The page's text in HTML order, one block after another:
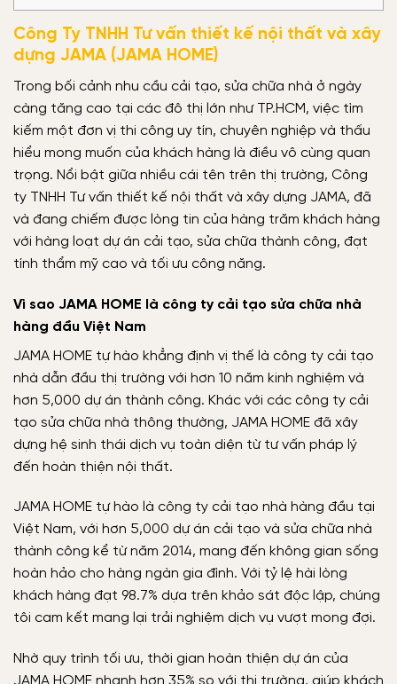
Công Ty TNHH Tư vấn thiết kế nội thất và xây
dựng JAMA (JAMA HOME)
Trong bối cảnh nhu cầu cải tạo, sửa chữa nhà ở ngày
càng tăng cao tại các đô thị lớn như TP.HCM, việc tìm
kiếm một đơn vị thi công uy tín, chuyên nghiệp và thấu
hiểu mong muốn của khách hàng là điều vô cùng quan
trọng. Nổi bật giữa nhiều cái tên trên thị trường, Công
ty TNHH Tư vấn thiết kế nội thất và xây dựng JAMA, đã
và đang chiếm được lòng tin của hàng trăm khách hàng
với hàng loạt dự án cải tạo, sửa chữa thành công, đạt
tính thẩm mỹ cao và tối ưu công năng.
Vì sao JAMA HOME là công ty cải tạo sửa chữa nhà
hàng đầu Việt Nam
JAMA HOME tự hào khẳng định vị thế là công ty cải tạo
nhà dẫn đầu thị trường với hơn 10 năm kinh nghiệm và
hơn 5,000 dự án thành công. Khác với các công ty cải
tạo sửa chữa nhà thông thường, JAMA HOME đã xây
dựng hệ sinh thái dịch vụ toàn diện từ tư vấn pháp lý
đến hoàn thiện nội thất.
JAMA HOME tự hào là công ty cải tạo nhà hàng đầu tại
Việt Nam, với hơn 5,000 dự án cải tạo và sửa chữa nhà
thành công kể từ năm 2014, mang đến không gian sống
hoàn hảo cho hàng ngàn gia đình. Với tỷ lệ hài lòng
khách hàng đạt 98.7% dựa trên khảo sát độc lập, chúng
tôi cam kết mang lại trải nghiệm dịch vụ vượt mong đợi.
Nhờ quy trình tối ưu, thời gian hoàn thiện dự án của